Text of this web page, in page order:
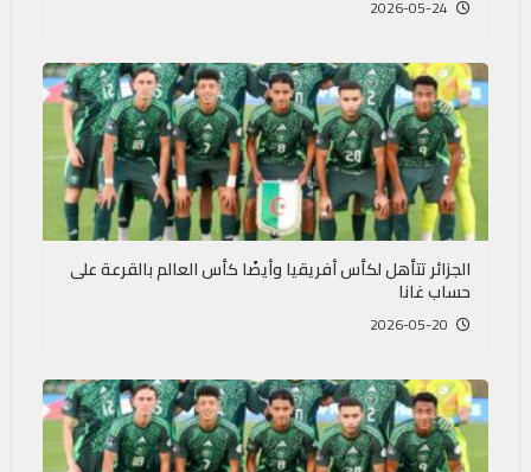
الجزائر تتأهل لكأس أفريقيا وأيضًا كأس العالم بالقرعة على
حساب غانا